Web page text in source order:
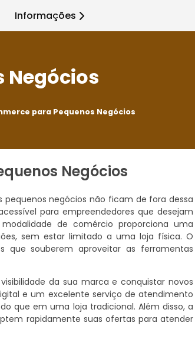
Informações
Negócios
para Pequenos Negócios
Negócios
negócios não ficam de fora dessa
para empreendedores que desejam
de comércio proporciona uma
sem estar limitado a uma loja física. O
que souberem aproveitar as ferramentas
da sua marca e conquistar novos
e um excelente serviço de atendimento
que em uma loja tradicional. Além disso, a
rapidamente suas ofertas para atender